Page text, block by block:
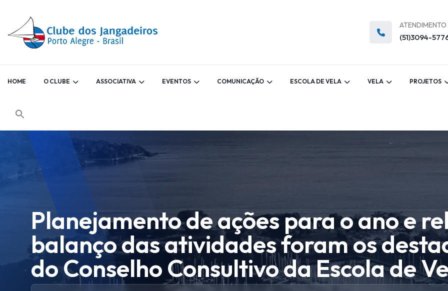
ATENDIMENTO
(51)3094-
HOME O CLUBE ASSOCIATIVA EVENTOS COMUNICAÇÃO ESCOLA DE VELA VELA PROJETOS
Planejamento de ações para o ano e
balanço das atividades foram os
do Conselho Consultivo da Escola de